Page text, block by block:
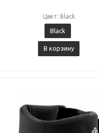
Цвет: Black
Black
В корзину